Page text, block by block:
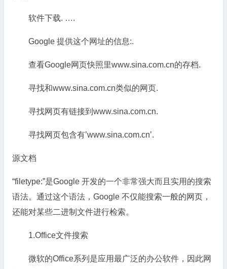
软件下载. ….
Google 提供这个网址的信息:.
查看Google网页快照里www.sina.com.cn的存档.
寻找和www.sina.com.cn类似的网页.
寻找网页有链接到www.sina.com.cn.
寻找网页包含有’www.sina.com.cn’.
源文档
“filetype:”是Google 开发的一个非常强大而且实用的搜索
语法。通过这个语法，Google 不仅能搜索一般的网页，
还能对某些二进制文件进行检索。
1.Office文件搜索
微软的Office系列是应用最广泛的办公软件，因此网